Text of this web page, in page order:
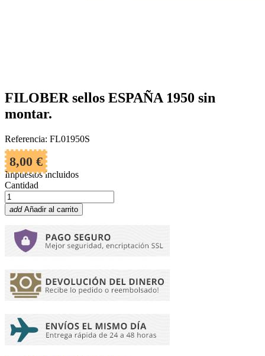
FILOBER sellos ESPAÑA 1950 sin
montar.
Referencia: FL01950S
8,00 €
Impuestos incluidos
Cantidad
add Añadir al carrito